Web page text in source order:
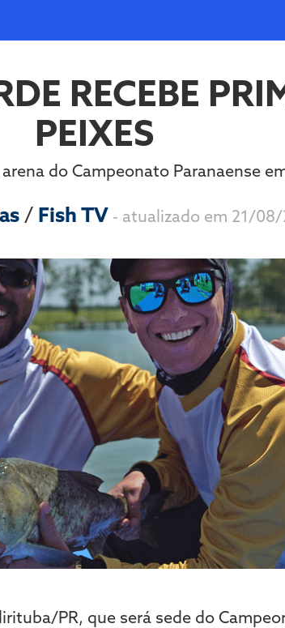
RECEBE
PEIXES
do Campeonato Paranaense
/ Fish TV - atualizado em 21/08/
PR, que será sede do